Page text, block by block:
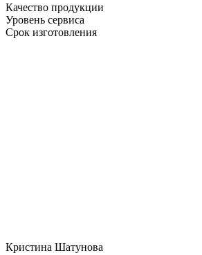
Качество продукции
Уровень сервиса
Срок изготовления
Кристина Шатунова